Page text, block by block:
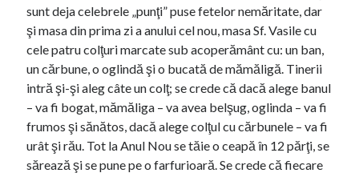
sunt deja celebrele „punţi” puse fetelor nemăritate, dar
şi masa din prima zi a anului cel nou, masa Sf. Vasile cu
cele patru colţuri marcate sub acoperământ cu: un ban,
un cărbune, o oglindă şi o bucată de mămăligă. Tinerii
intră şi-şi aleg câte un colţ; se crede că dacă alege banul
– va fi bogat, mămăliga – va avea belşug, oglinda – va fi
frumos şi sănătos, dacă alege colţul cu cărbunele – va fi
urât şi rău. Tot la Anul Nou se tăie o ceapă în 12 părţi, se
sărează şi se pune pe o farfurioară. Se crede că fiecare